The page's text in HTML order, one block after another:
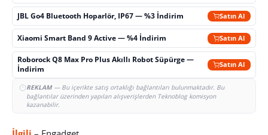
JBL Go4 Bluetooth Hoparlör, IP67 — %3 İndirim Satın Al
Xiaomi Smart Band 9 Active — %4 İndirim Satın Al
Roborock Q8 Max Pro Plus Akıllı Robot Süpürge —
İndirim
Satın Al
REKLAM— Bu içerikte satış ortaklığı bağlantıları bulunmaktadır. Bu
bağlantılar üzerinden yapılan alışverişlerden Teknoblog komisyon
kazanabilir.